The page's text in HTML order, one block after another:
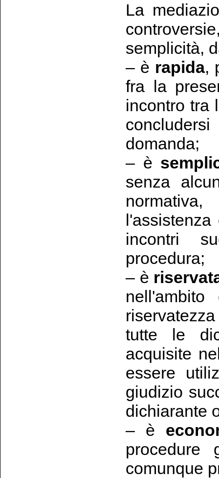
La
semplicità,
– è rapida,
fra la
incontro tra
domanda;
– è
senza
incontri
procedura;
– è
tutte le
acquisite
essere
giudizio
dichiarante
– è
comunque